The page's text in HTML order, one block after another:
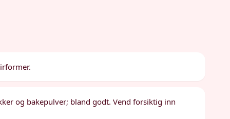
og bakepulver; bland godt. Vend forsiktig inn